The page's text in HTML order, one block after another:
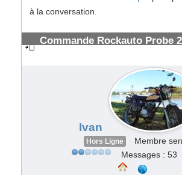
à la conversation.
Commande Rockauto Probe
Ivan
Hors Ligne
Membre
Messages : 53